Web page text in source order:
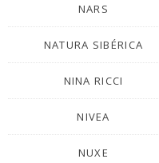
NARS
NATURA SIBÉRICA
NINA RICCI
NIVEA
NUXE